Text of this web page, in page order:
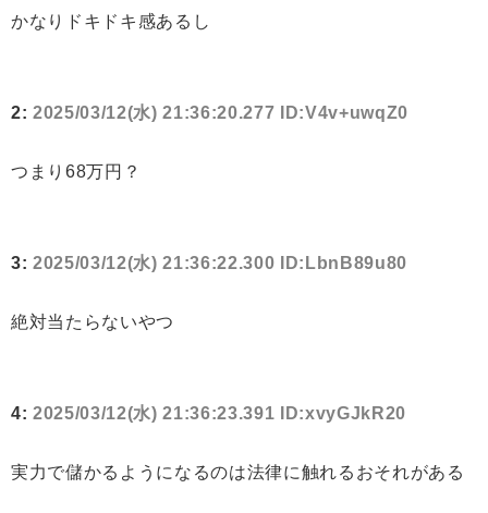
かなりドキドキ感あるし
2: 2025/03/12(水) 21:36:20.277 ID:V4v+uwqZ0
つまり68万円？
3: 2025/03/12(水) 21:36:22.300 ID:LbnB89u80
絶対当たらないやつ
4: 2025/03/12(水) 21:36:23.391 ID:xvyGJkR20
実力で儲かるようになるのは法律に触れるおそれがある